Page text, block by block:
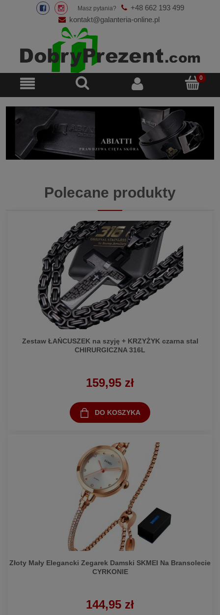
Masz pytania?
+48 662 193 499
kontakt@galanteria-online.pl
Polecane produkty
Zestaw ŁAŃCUSZEK na szyję + KRZYŻYK czarna stal
CHIRURGICZNA 316L
159,95 zł
DO KOSZYKA
Złoty Mały Elegancki Zegarek Damski SKMEI Na Bransolecie
CYRKONIE
144,95 zł